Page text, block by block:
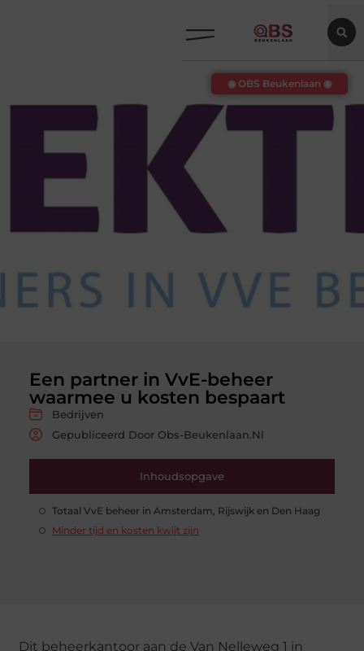
Een partner in VvE-beheer
waarmee u kosten bespaart
Bedrijven
Gepubliceerd Door Obs-Beukenlaan.nl
Inhoudsopgave
Totaal VvE beheer in Amsterdam, Rijswijk en Den Haag
Minder tijd en kosten kwijt zijn
◉ OBS Beukenlaan ◉
Dit beheerkantoor aan de Van Nelleweg 1 in